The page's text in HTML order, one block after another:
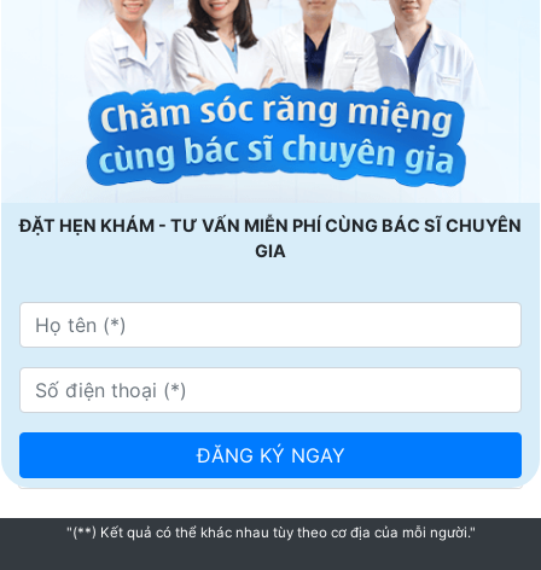
ĐẶT HẸN KHÁM - TƯ VẤN MIỄN PHÍ CÙNG BÁC SĨ CHUYÊN
GIA
"(**) Kết quả có thể khác nhau tùy theo cơ địa của mỗi người."